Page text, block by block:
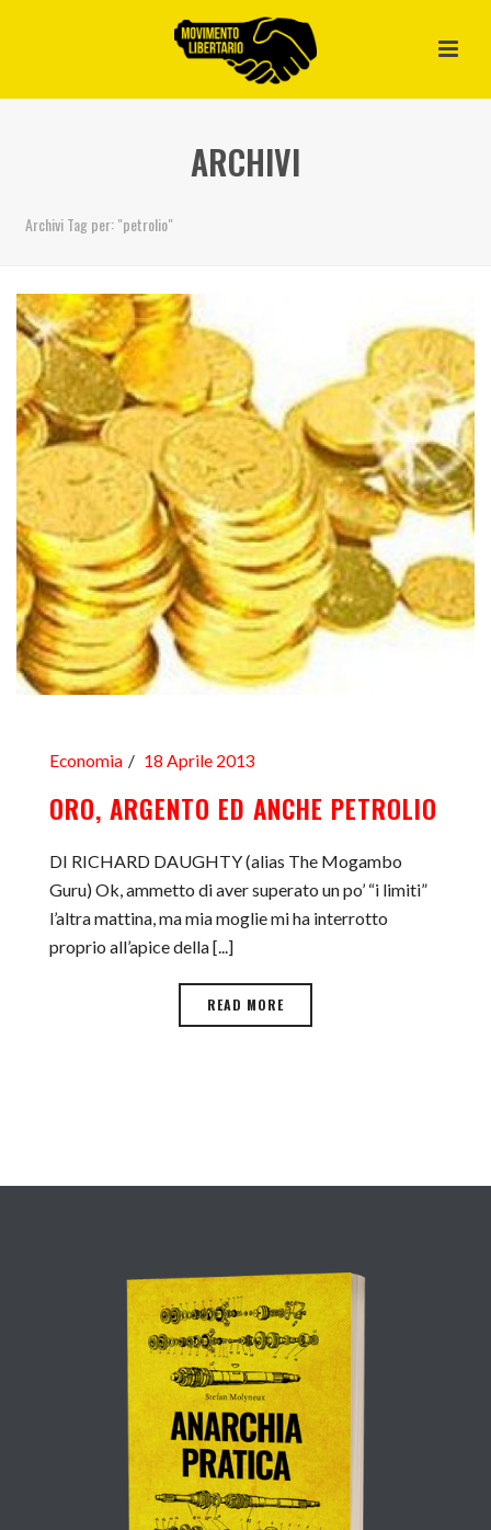
ARCHIVI
Archivi Tag per: "petrolio"
Economia 18 Aprile 2013
ORO, ARGENTO ED ANCHE PETROLIO
DI RICHARD DAUGHTY (alias The Mogambo
Guru) Ok, ammetto di aver superato un po’ “i limiti”
l’altra mattina, ma mia moglie mi ha interrotto
proprio all’apice della [...]
READ MORE